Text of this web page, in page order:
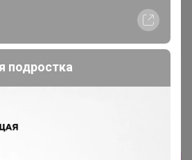
1 316,97р
подростка